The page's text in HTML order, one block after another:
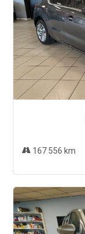
167 556 km